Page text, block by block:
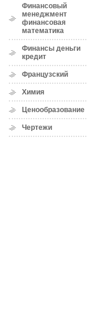
Финансовый
менеджмент
финансовая
математика
Финансы деньги
кредит
Французский
Химия
Ценообразование
Чертежи